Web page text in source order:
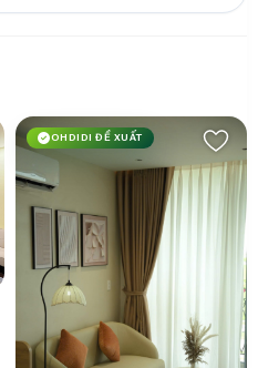
PHÙ HỢP NHÓM BẠN VIBE MINIMAL
OHDIDI ĐỀ XUẤT